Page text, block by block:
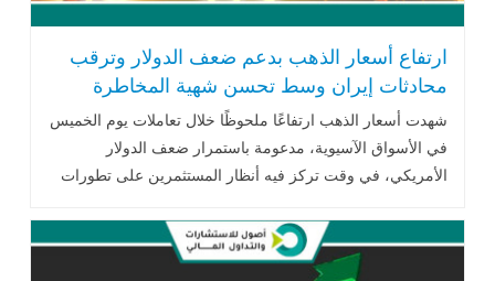
ارتفاع أسعار الذهب بدعم ضعف الدولار وترقب
محادثات إيران وسط تحسن شهية المخاطرة
شهدت أسعار الذهب ارتفاعًا ملحوظًا خلال تعاملات يوم الخميس
في الأسواق الآسيوية، مدعومة باستمرار ضعف الدولار
الأمريكي، في وقت تركز فيه أنظار المستثمرين على تطورات